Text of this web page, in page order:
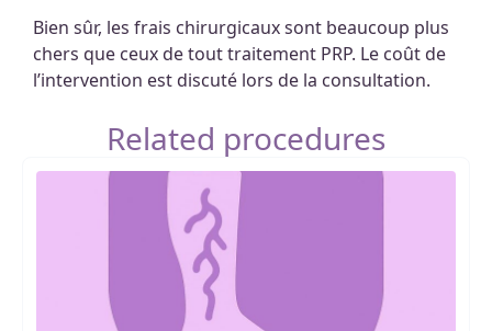
Bien sûr, les frais chirurgicaux sont beaucoup plus
chers que ceux de tout traitement PRP. Le coût de
l’intervention est discuté lors de la consultation.
Related procedures